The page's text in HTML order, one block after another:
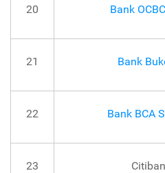
20 Bank
21 Bank
22 Bank BCA
23